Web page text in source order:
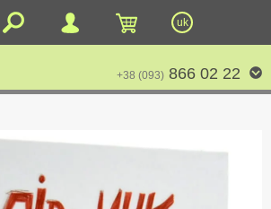
uk
+38 (093) 866 02 22